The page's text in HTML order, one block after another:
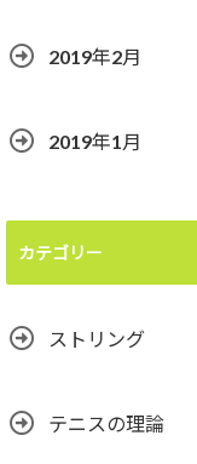
2019年2月
2019年1月
カテゴリー
ストリング
テニスの理論